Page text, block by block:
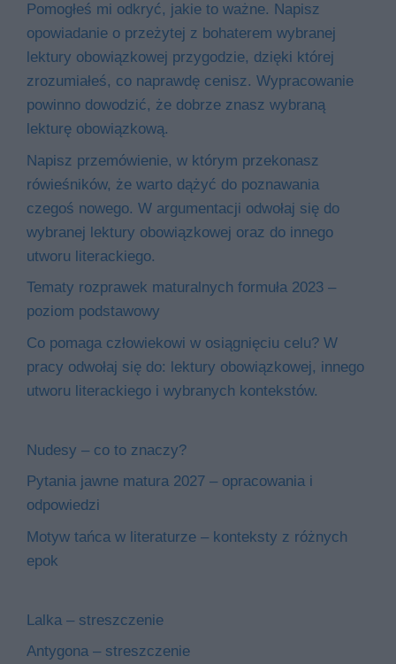
Pomogłeś mi odkryć, jakie to ważne. Napisz
opowiadanie o przeżytej z bohaterem wybranej
lektury obowiązkowej przygodzie, dzięki której
zrozumiałeś, co naprawdę cenisz. Wypracowanie
powinno dowodzić, że dobrze znasz wybraną
lekturę obowiązkową.
Napisz przemówienie, w którym przekonasz
rówieśników, że warto dążyć do poznawania
czegoś nowego. W argumentacji odwołaj się do
wybranej lektury obowiązkowej oraz do innego
utworu literackiego.
Tematy rozprawek maturalnych formuła 2023 –
poziom podstawowy
Co pomaga człowiekowi w osiągnięciu celu? W
pracy odwołaj się do: lektury obowiązkowej, innego
utworu literackiego i wybranych kontekstów.
Nudesy – co to znaczy?
Pytania jawne matura 2027 – opracowania i
odpowiedzi
Motyw tańca w literaturze – konteksty z różnych
epok
Lalka – streszczenie
Antygona – streszczenie